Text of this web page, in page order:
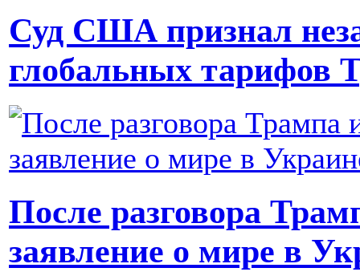
Суд США признал
глобальных тарифов
После разговора
заявление о мире в